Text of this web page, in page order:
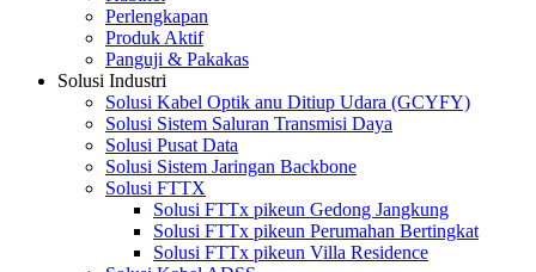
Perlengkapan
Produk Aktif
Panguji & Pakakas
Solusi Industri
Solusi Kabel Optik anu Ditiup Udara (GCYFY)
Solusi Sistem Saluran Transmisi Daya
Solusi Pusat Data
Solusi Sistem Jaringan Backbone
Solusi FTTX
Solusi FTTx pikeun Gedong Jangkung
Solusi FTTx pikeun Perumahan Bertingkat
Solusi FTTx pikeun Villa Residence